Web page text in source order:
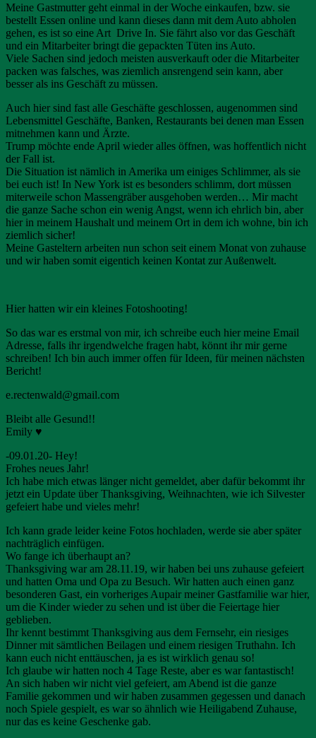
Meine Gastmutter geht einmal in der Woche einkaufen, bzw. sie
bestellt Essen online und kann dieses dann mit dem Auto abholen
gehen, es ist so eine Art Drive In. Sie fährt also vor das Geschäft
und ein Mitarbeiter bringt die gepackten Tüten ins Auto.
Viele Sachen sind jedoch meisten ausverkauft oder die Mitarbeiter
packen was falsches, was ziemlich ansrengend sein kann, aber
besser als ins Geschäft zu müssen.
Auch hier sind fast alle Geschäfte geschlossen, augenommen sind
Lebensmittel Geschäfte, Banken, Restaurants bei denen man Essen
mitnehmen kann und Ärzte.
Trump möchte ende April wieder alles öffnen, was hoffentlich nicht
der Fall ist.
Die Situation ist nämlich in Amerika um einiges Schlimmer, als sie
bei euch ist! In New York ist es besonders schlimm, dort müssen
miterweile schon Massengräber ausgehoben werden… Mir macht
die ganze Sache schon ein wenig Angst, wenn ich ehrlich bin, aber
hier in meinem Haushalt und meinem Ort in dem ich wohne, bin ich
ziemlich sicher!
Meine Gasteltern arbeiten nun schon seit einem Monat von zuhause
und wir haben somit eigentich keinen Kontat zur Außenwelt.
Hier hatten wir ein kleines Fotoshooting!
So das war es erstmal von mir, ich schreibe euch hier meine Email
Adresse, falls ihr irgendwelche fragen habt, könnt ihr mir gerne
schreiben! Ich bin auch immer offen für Ideen, für meinen nächsten
Bericht!
e.rectenwald@gmail.com
Bleibt alle Gesund!!
Emily ♥
-09.01.20- Hey!
Frohes neues Jahr!
Ich habe mich etwas länger nicht gemeldet, aber dafür bekommt ihr
jetzt ein Update über Thanksgiving, Weihnachten, wie ich Silvester
gefeiert habe und vieles mehr!
Ich kann grade leider keine Fotos hochladen, werde sie aber später
nachträglich einfügen.
Wo fange ich überhaupt an?
Thanksgiving war am 28.11.19, wir haben bei uns zuhause gefeiert
und hatten Oma und Opa zu Besuch. Wir hatten auch einen ganz
besonderen Gast, ein vorheriges Aupair meiner Gastfamilie war hier,
um die Kinder wieder zu sehen und ist über die Feiertage hier
geblieben.
Ihr kennt bestimmt Thanksgiving aus dem Fernsehr, ein riesiges
Dinner mit sämtlichen Beilagen und einem riesigen Truthahn. Ich
kann euch nicht enttäuschen, ja es ist wirklich genau so!
Ich glaube wir hatten noch 4 Tage Reste, aber es war fantastisch!
An sich haben wir nicht viel gefeiert, am Abend ist die ganze
Familie gekommen und wir haben zusammen gegessen und danach
noch Spiele gespielt, es war so ähnlich wie Heiligabend Zuhause,
nur das es keine Geschenke gab.